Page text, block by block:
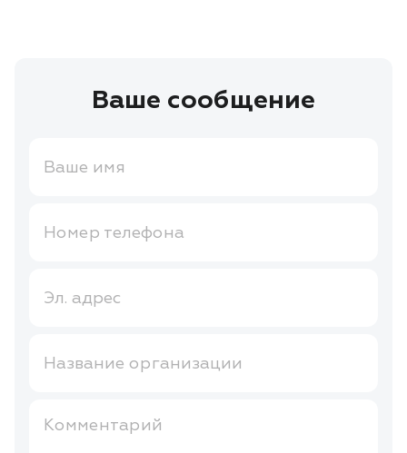
Ваше сообщение
Ваше имя
Номер телефона
Эл. адрес
Название организации
Комментарий